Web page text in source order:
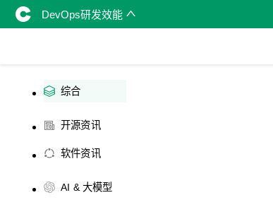
DevOps研发效能
综合
开源资讯
软件资讯
AI & 大模型